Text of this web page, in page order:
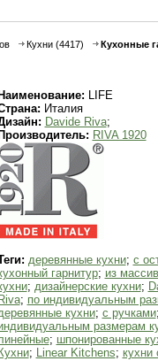
Кухни (4417) Кухонные
Наименование: LIFE
Италия
Davide Riva;
Производитель: RIVA 1920
деревянные кухни; с
гарнитур; из
; дизайнерские кухни;
Riva; по индивидуальным
кухни; с ручками;
размерам
; шпонированные
Кухни; Linear Kitchens; кухни